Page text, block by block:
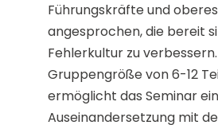
Führungskräfte und
angesprochen, die bereit
Fehlerkultur zu
Gruppengröße von 6-12
ermöglicht das Seminar
Auseinandersetzung mit